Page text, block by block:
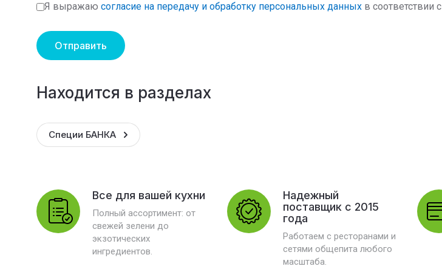
Я выражаю согласие на передачу и обработку персональных данных в соответствии с
Отправить
Находится в разделах
Специи БАНКА
Все для вашей кухни
Полный ассортимент: от
свежей зелени до
экзотических
ингредиентов.
Надежный
поставщик с 2015
года
Работаем с ресторанами и
сетями общепита любого
масштаба.